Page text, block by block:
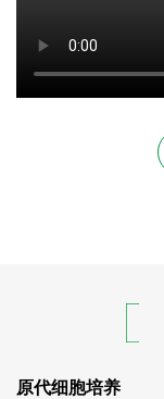
原代细胞培养